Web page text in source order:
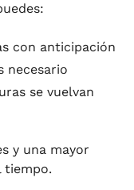
con anticipación
necesario
se vuelvan
y una mayor
tiempo.